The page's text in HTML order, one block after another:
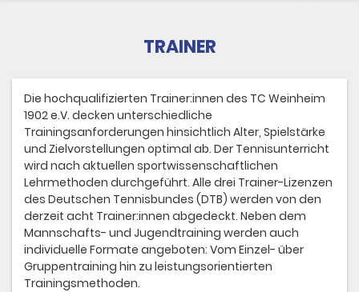
Infos
Sponsoren
Mannschaften
"Jetzt Mitglied werden"
Trainer
TRAINER
Die hochqualifizierten Trainer:innen des TC Weinheim
1902 e.V. decken unterschiedliche
Trainingsanforderungen hinsichtlich Alter, Spielstärke
und Zielvorstellungen optimal ab. Der Tennisunterricht
wird nach aktuellen sportwissenschaftlichen
Lehrmethoden durchgeführt. Alle drei Trainer-Lizenzen
des Deutschen Tennisbundes (DTB) werden von den
derzeit acht Trainer:innen abgedeckt. Neben dem
Mannschafts- und Jugendtraining werden auch
individuelle Formate angeboten: Vom Einzel- über
Gruppentraining hin zu leistungsorientierten
Trainingsmethoden.